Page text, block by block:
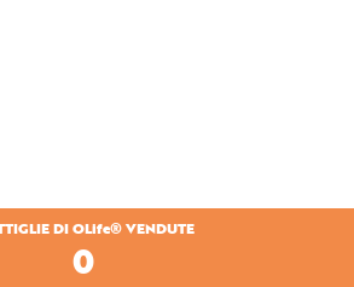
DI OLife® VENDUTE
0